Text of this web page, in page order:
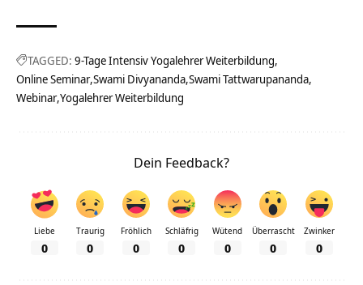
TAGGED: 9-Tage Intensiv Yogalehrer Weiterbildung
Online Seminar Swami Divyananda Swami Tattwarupananda
Webinar Yogalehrer Weiterbildung
Dein Feedback?
Liebe
0
Traurig
0
Fröhlich
0
Schläfrig
0
Wütend
0
Überrascht
0
Zwinker
0